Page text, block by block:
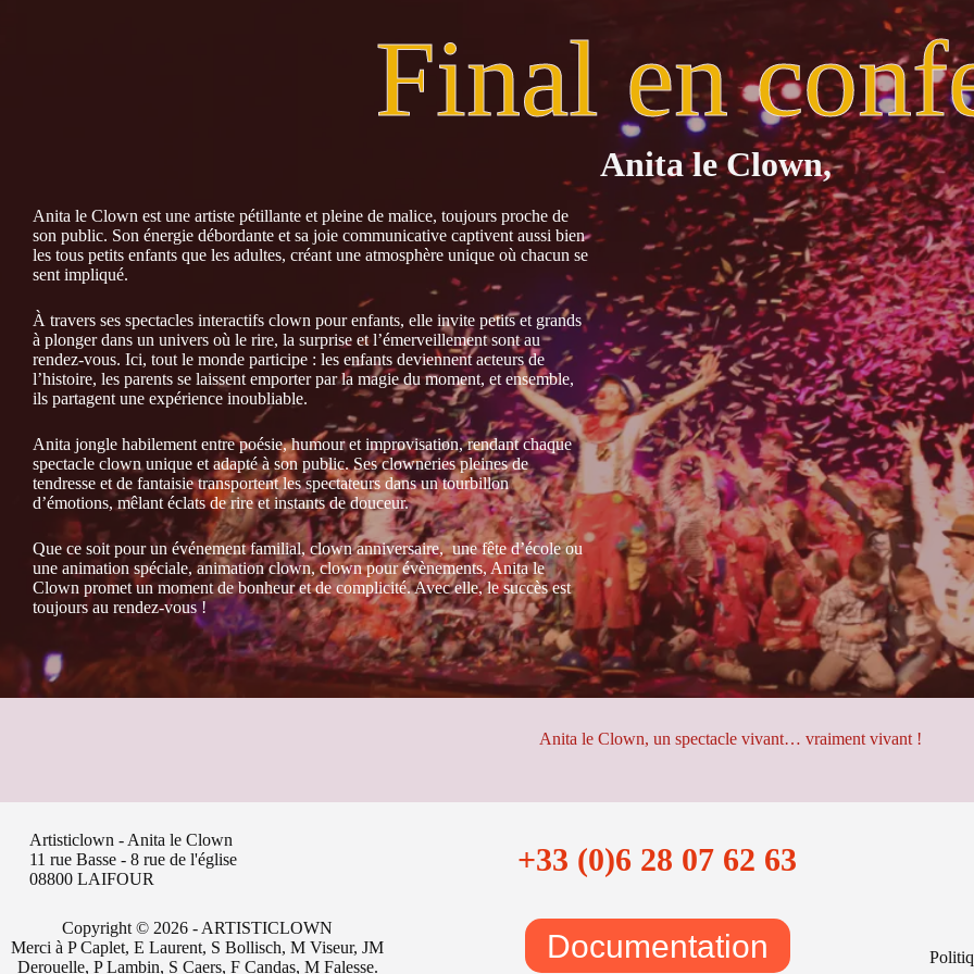
Final en
Anita le Clown,
Anita le Clown est une artiste pétillante et pleine de malice, toujours proche de
son public. Son énergie débordante et sa joie communicative captivent aussi bien
les tous petits enfants que les adultes, créant une atmosphère unique où chacun se
sent impliqué.
À travers ses spectacles interactifs clown pour enfants, elle invite petits et grands
à plonger dans un univers où le rire, la surprise et l’émerveillement sont au
rendez-vous. Ici, tout le monde participe : les enfants deviennent acteurs de
l’histoire, les parents se laissent emporter par la magie du moment, et ensemble,
ils partagent une expérience inoubliable.
Anita jongle habilement entre poésie, humour et improvisation, rendant chaque
spectacle clown unique et adapté à son public. Ses clowneries pleines de
tendresse et de fantaisie transportent les spectateurs dans un tourbillon
d’émotions, mêlant éclats de rire et instants de douceur.
Que ce soit pour un événement familial, clown anniversaire, une fête d’école ou
une animation spéciale, animation clown, clown pour évènements, Anita le
Clown promet un moment de bonheur et de complicité. Avec elle, le succès est
toujours au rendez-vous !
Anita le Clown, un spectacle vivant… vraiment vivant !
Artisticlown - Anita le Clown
11 rue Basse - 8 rue de l'église
08800 LAIFOUR
+33 (0)6 28 07 62 63
Copyright © 2026 - ARTISTICLOWN
Merci à P Caplet, E Laurent, S Bollisch, M Viseur, JM
Derouelle, P Lambin, S Caers, F Candas, M Falesse.
Documentation